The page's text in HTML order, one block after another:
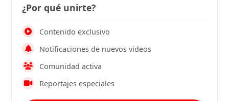
¿Por qué unirte?
Contenido exclusivo
Notificaciones de nuevos videos
Comunidad activa
Reportajes especiales